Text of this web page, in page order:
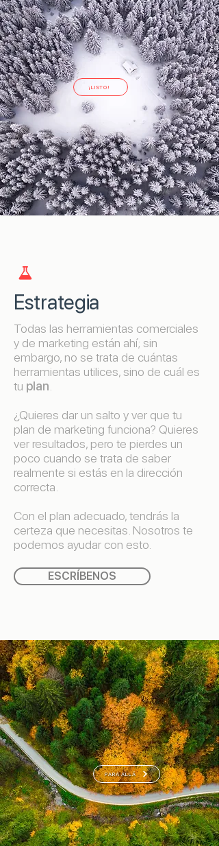
¡LISTO!

Estrategia
Todas las herramientas comerciales
y de marketing están ahí; sin
embargo, no se trata de cuántas
herramientas utilices, sino de cuál es
tu plan
¿Quieres dar un salto y ver que tu
plan de marketing funciona? Quieres
ver resultados, pero te pierdes un
poco cuando se trata de saber
realmente si estás en la dirección
correcta.
Con el plan adecuado, tendrás la
certeza que necesitas. Nosotros te
podemos ayudar con esto.
ESCRÍBENOS
PARA ALLÁ